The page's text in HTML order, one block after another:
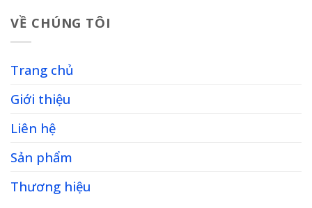
VỀ CHÚNG TÔI
Trang chủ
Giới thiệu
Liên hệ
Sản phẩm
Thương hiệu